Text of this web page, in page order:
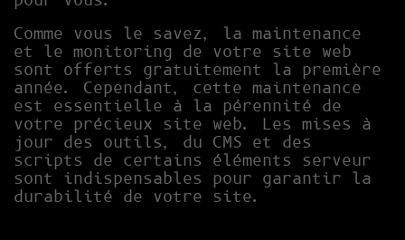
O
N
3
6
5
J
O
U
R
S
Comme vous le savez, la maintenance
et le monitoring de votre site web
sont offerts gratuitement la première
année. Cependant, cette maintenance
est essentielle à la pérennité de
votre précieux site web. Les mises à
jour des outils, du CMS et des
scripts de certains éléments serveur
sont indispensables pour garantir la
durabilité de votre site.